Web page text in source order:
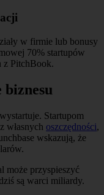
w firmie lub bonusy
70% startupów
z PitchBook.
biznesu
Startupom
własnych oszczędności,
wskazują, że
może przyspieszyć
są warci miliardy.